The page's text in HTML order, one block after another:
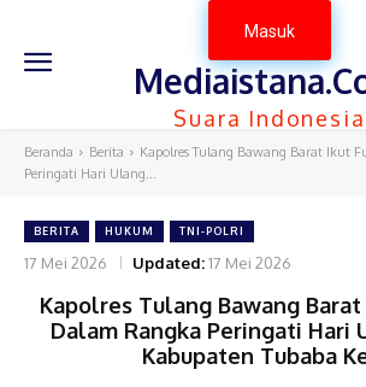
Masuk
Suara Indonesia
Beranda Berita
Kapolres Tulang Bawang Barat Ikut
Peringati Hari Ulang...
BERITA HUKUM TNI-POLRI
17 Mei 2026 Updated:17 Mei 2026
Kapolres Tulang Bawang Barat
Dalam Rangka Peringati Hari
Kabupaten Tubaba